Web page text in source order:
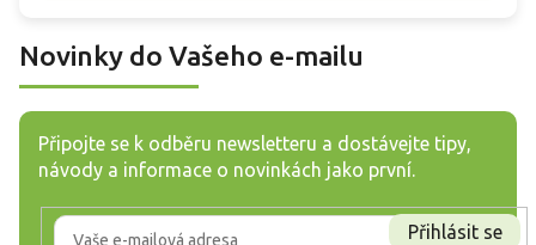
Novinky do Vašeho e-mailu
Připojte se k odběru newsletteru a dostávejte tipy,
návody a informace o novinkách jako první.
Přihlásit se